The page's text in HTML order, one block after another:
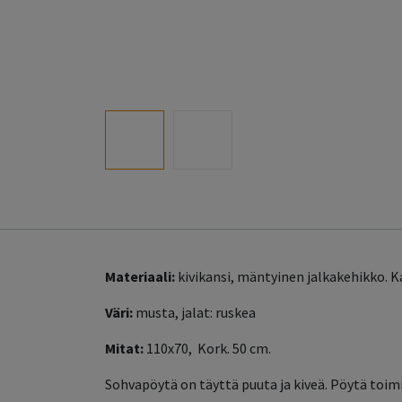
Materiaali: kivikansi, mäntyinen jalkakehikko.
Väri: musta, jalat: ruskea
Mitat: 110x70, Kork. 50 cm.
Sohvapöytä on täyttä puuta ja kiveä. Pöytä